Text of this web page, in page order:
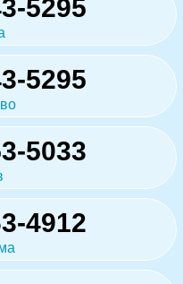
5295
5295
5033
4912